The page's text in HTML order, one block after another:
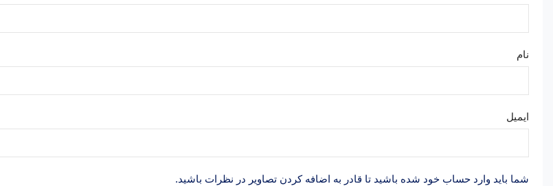
نام
ایمیل
شما باید وارد حساب خود شده باشید تا قادر به اضافه کردن تصاویر در نظرات باشید.